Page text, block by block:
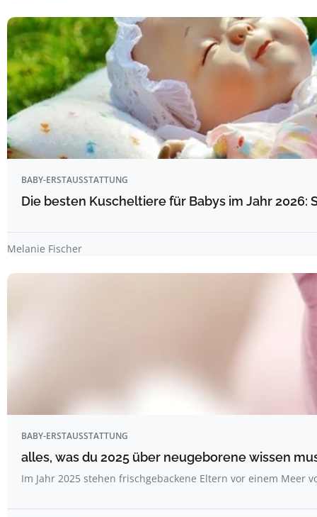
BABY-ERSTAUSSTATTUNG
Die besten Kuscheltiere für Babys im Jahr 2026:
Melanie Fischer
BABY-ERSTAUSSTATTUNG
alles, was du 2025 über neugeborene wissen
Im Jahr 2025 stehen frischgebackene Eltern vor einem Meer